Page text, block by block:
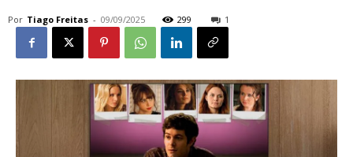
Por Tiago Freitas - 09/09/2025 299 1